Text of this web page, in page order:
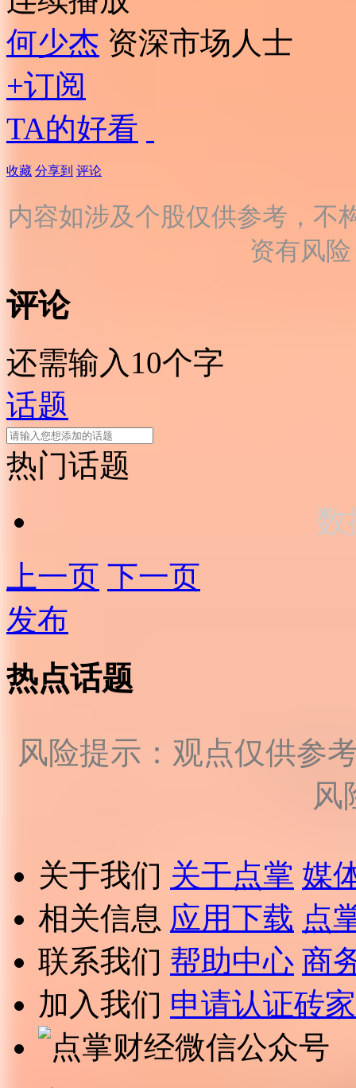
何少杰 资深市场人士
+订阅
TA的好看
收藏 分享到 评论
内容如涉及个股仅供参考，不
资有风
评论
还需输入10个字
话题
热门话题
数
上一页 下一页
发布
热点话题
风险提示：观点仅供参
风
关于我们 关于点掌 媒
相关信息 应用下载 点
联系我们 帮助中心 商
加入我们 申请认证砖家